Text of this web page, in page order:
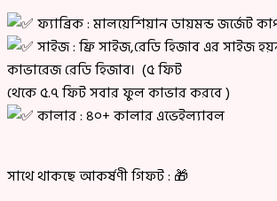
ফ্যাব্রিক : মালয়েশিয়ান ডায়মন্ড জর্জেট
সাইজ : ফ্রি সাইজ,রেডি হিজাব এর সাইজ
কাভারেজ রেডি হিজাব। (৫ ফিট
থেকে ৫.৭ ফিট সবার ফুল কাভার করবে )
কালার : ৪০+ কালার এভেইল্যাবল
সাথে থাকছে আকর্ষণী গিফট : 🎁